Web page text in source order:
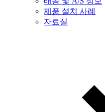
제품 설치 사례
자료실